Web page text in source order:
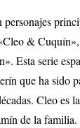
&
Esta serie
que ha sido
Cleo es
de la